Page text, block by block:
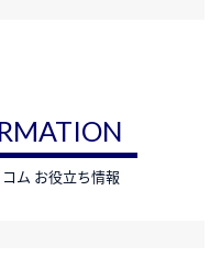
ム お役立ち情報